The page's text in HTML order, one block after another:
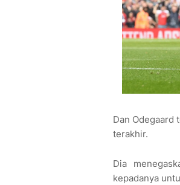
Dan Odegaard
terakhir.
Dia
kepadanya